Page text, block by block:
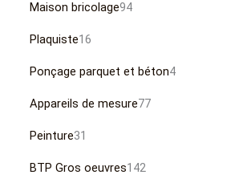
Maison bricolage94
Plaquiste16
Ponçage parquet et béton4
Appareils de mesure77
Peinture31
BTP Gros oeuvres142